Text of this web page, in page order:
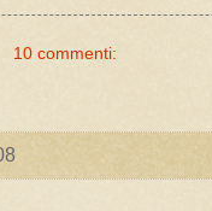
10 commenti: